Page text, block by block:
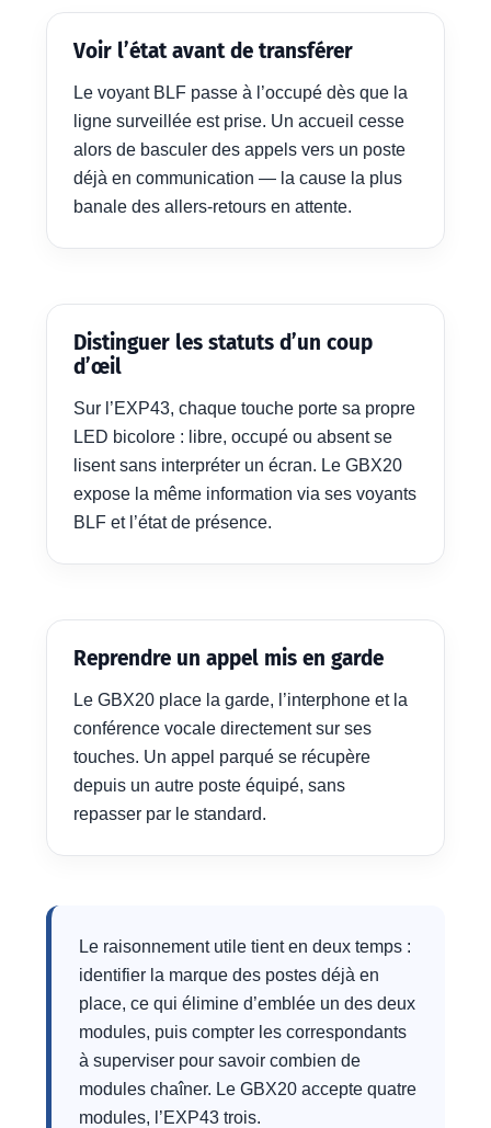
Voir l’état avant de transférer
Le voyant BLF passe à l’occupé dès que la
ligne surveillée est prise. Un accueil cesse
alors de basculer des appels vers un poste
déjà en communication — la cause la plus
banale des allers-retours en attente.
Distinguer les statuts d’un coup
d’œil
Sur l’EXP43, chaque touche porte sa propre
LED bicolore : libre, occupé ou absent se
lisent sans interpréter un écran. Le GBX20
expose la même information via ses voyants
BLF et l’état de présence.
Reprendre un appel mis en garde
Le GBX20 place la garde, l’interphone et la
conférence vocale directement sur ses
touches. Un appel parqué se récupère
depuis un autre poste équipé, sans
repasser par le standard.
Le raisonnement utile tient en deux temps :
identifier la marque des postes déjà en
place, ce qui élimine d’emblée un des deux
modules, puis compter les correspondants
à superviser pour savoir combien de
modules chaîner. Le GBX20 accepte quatre
modules, l’EXP43 trois.